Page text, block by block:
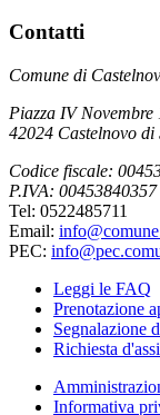
Contatti
Comune di
Piazza IV Novembre
42024 Castelnovo di
Codice fiscale:
P.IVA: 00453840357
Tel: 0522485711
Email:
PEC:
Leggi le FAQ
Prenotazione
Segnalazione
Richiesta
Informativa